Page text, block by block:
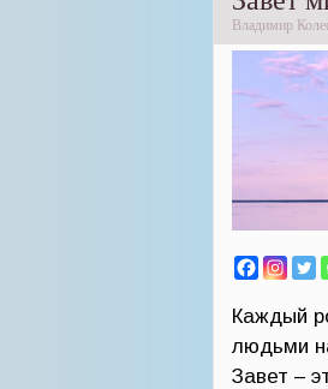
Владимир
Каждый
людьми
Завет –